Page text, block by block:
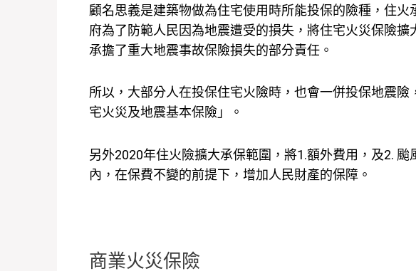
顧名思義是建築物做為住宅使用時所能投保的險種，住
府為了防範人民因為地震遭受的損失，將住宅火災保險
承擔了重大地震事故保險損失的部分責任。
所以，大部分人在投保住宅火險時，也會一併投保地震險
宅火災及地震基本保險」。
另外2020年住火險擴大承保範圍，將1.額外費用，及2.
內，在保費不變的前提下，增加人民財產的保障。
商業火災保險